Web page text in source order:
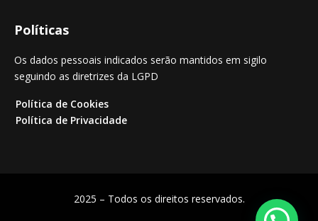
Políticas
Os dados pessoais indicados serão mantidos em sigilo
seguindo as diretrizes da LGPD
Política de Cookies
Política de Privacidade
2025 – Todos os direitos reservados.